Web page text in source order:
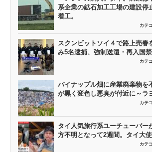
系企業の鉱石加工工場の建設停
着工。
カテ
スクンビットソイ４で路上売春
み5名逮捕、強制送還・再入国禁
カテ
パイナップル畑に産業廃棄物を
が黒く変色し悪臭が付近に～ラ
カテ
タイ人気旅行系ユーチューバー
方不明となって2週間。タイ大使
カテ